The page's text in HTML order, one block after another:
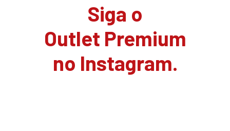
Siga o
Outlet Premium
no Instagram.